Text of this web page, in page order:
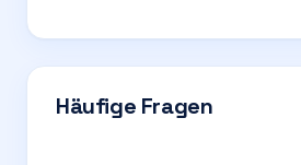
Häufige Fragen